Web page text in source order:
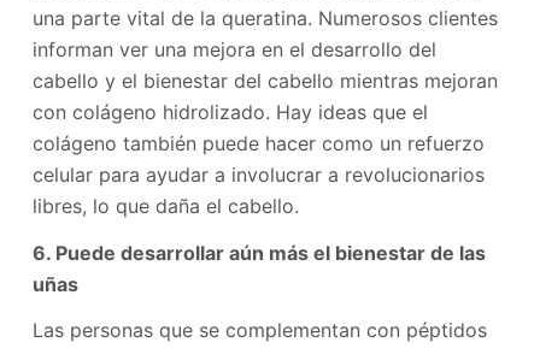
una parte vital de la queratina. Numerosos clientes
informan ver una mejora en el desarrollo del
cabello y el bienestar del cabello mientras mejoran
con colágeno hidrolizado. Hay ideas que el
colágeno también puede hacer como un refuerzo
celular para ayudar a involucrar a revolucionarios
libres, lo que daña el cabello.
6. Puede desarrollar aún más el bienestar de las
uñas
Las personas que se complementan con péptidos